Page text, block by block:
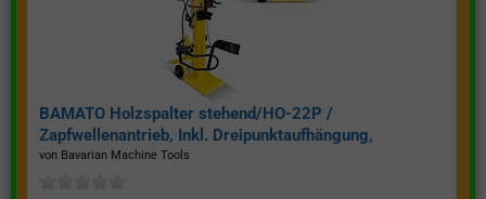
BAMATO Holzspalter stehend/HO-22P /
Zapfwellenantrieb, Inkl. Dreipunktaufhängung,
Spaltkraft 22 Tonnen*
von Bavarian Machine Tools